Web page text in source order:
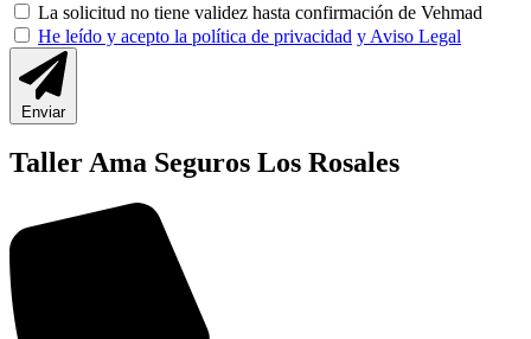
La solicitud no tiene validez hasta confirmación de Vehmad
He leído y acepto la política de privacidad y Aviso Legal
Enviar
Taller Ama Seguros Los Rosales